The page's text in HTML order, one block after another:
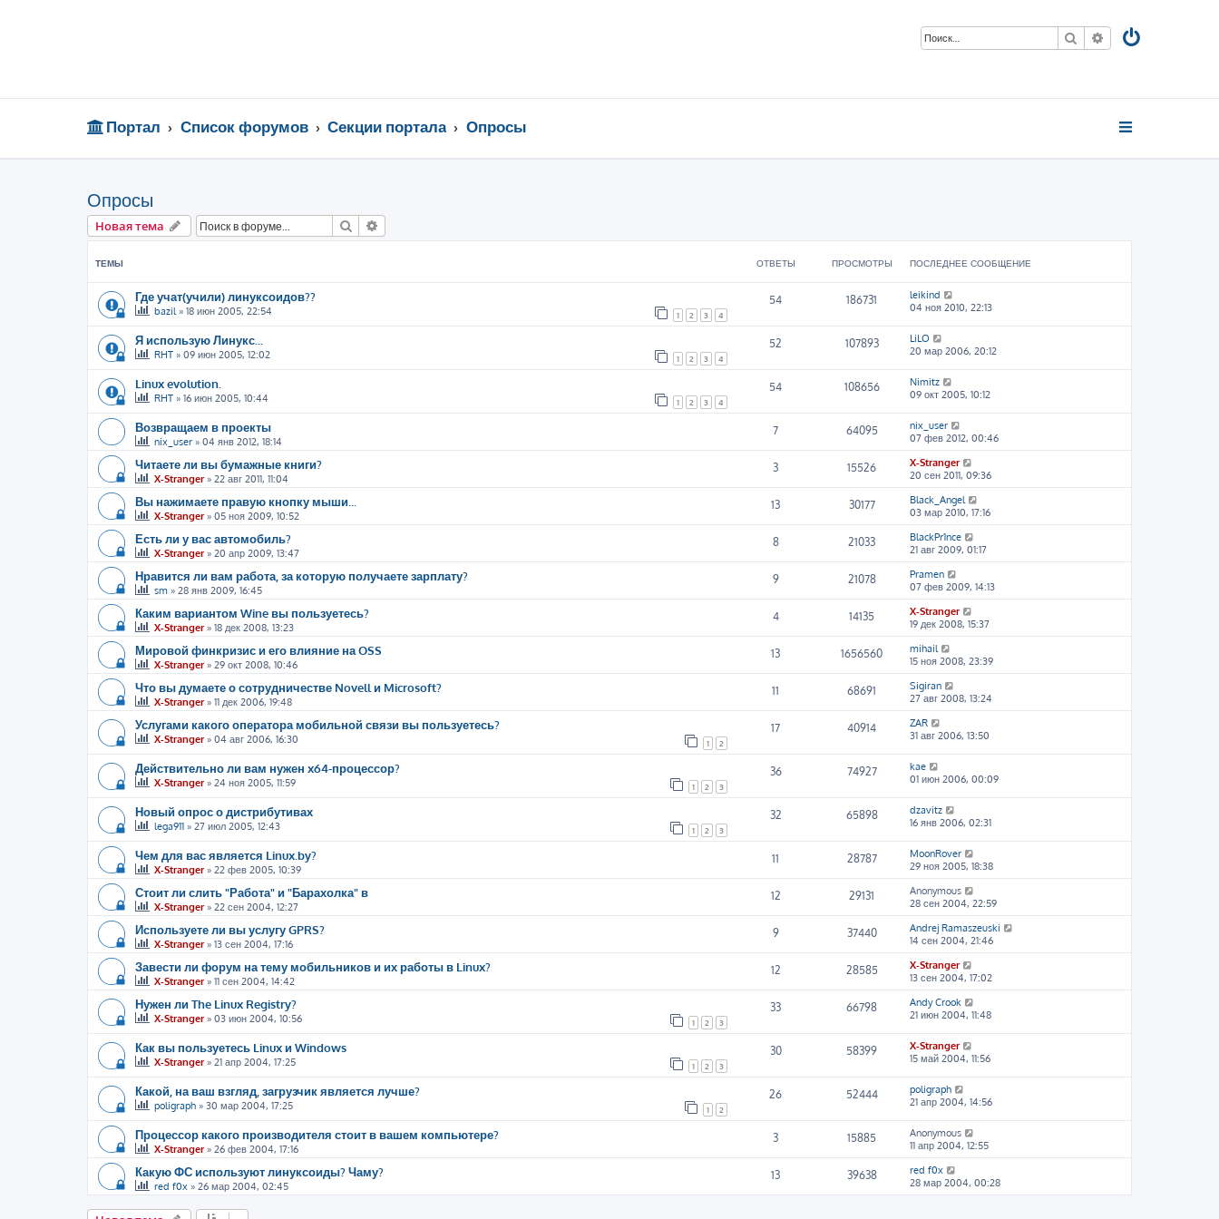
Поиск Расширенный
Портал Список форумов Секции портала Опросы
Опросы
Новая тема Поиск
ТЕМЫ ОТВЕТЫ ПРОСМОТРЫ ПОСЛЕДНЕЕ СООБЩЕНИЕ
Где учат(учили) линуксоидов??
bazil» 18 июн 2005, 22:54 1 2 3 4
54 186731
leikind
04 ноя 2010, 22:13
Я использую Линукс...
RHT » 09 июн 2005, 12:02 1 2 3 4
52 107893
LiLO
20 мар 2006, 20:12
Linux evolution.
RHT » 16 июн 2005, 10:44 1 2 3 4
54 108656
Nimitz
09 окт 2005, 10:12
Возвращаем в проекты
nix_user » 04 янв 2012, 18:14
7 64095
nix_user
07 фев 2012, 00:46
Читаете ли вы бумажные книги?
X-Stranger» 22 авг 2011, 11:04
3 15526
X-Stranger
20 сен 2011, 09:36
Вы нажимаете правую кнопку мыши...
X-Stranger» 05 ноя 2009, 10:52
13 30177
Black_Angel
03 мар 2010, 17:16
Есть ли у вас автомобиль?
X-Stranger» 20 апр 2009, 13:47
8 21033
BlackPr1nce
21 авг 2009, 01:17
Нравится ли вам работа, за которую получаете зарплату?
sm » 28 янв 2009, 16:45
9 21078
Pramen
07 фев 2009, 14:13
Каким вариантом Wine вы пользуетесь?
X-Stranger» 18 дек 2008, 13:23
4 14135
X-Stranger
19 дек 2008, 15:37
Мировой финкризис и его влияние на OSS
X-Stranger» 29 окт 2008, 10:46
13 1656560
mihail
15 ноя 2008, 23:39
Что вы думаете о сотрудничестве Novell и Microsoft?
X-Stranger» 11 дек 2006, 19:48
11 68691
Sigiran
27 авг 2008, 13:24
Услугами какого оператора мобильной связи вы пользуетесь?
X-Stranger» 04 авг 2006, 16:30 1 2
17 40914
ZAR
31 авг 2006, 13:50
Действительно ли вам нужен x64-процессор?
X-Stranger» 24 ноя 2005, 11:59 1 2 3
36 74927
kae
01 июн 2006, 00:09
Новый опрос о дистрибутивах
lega911 » 27 июл 2005, 12:43 1 2 3
32 65898
dzavitz
16 янв 2006, 02:31
Чем для вас является Linux.by?
X-Stranger» 22 фев 2005, 10:39
11 28787
MoonRover
29 ноя 2005, 18:38
Стоит ли слить "Работа" и "Барахолка" в
X-Stranger» 22 сен 2004, 12:27
12 29131
Anonymous
28 сен 2004, 22:59
Используете ли вы услугу GPRS?
X-Stranger» 13 сен 2004, 17:16
9 37440
Andrej Ramaszeuski
14 сен 2004, 21:46
Завести ли форум на тему мобильников и их работы в Linux?
X-Stranger» 11 сен 2004, 14:42
12 28585
X-Stranger
13 сен 2004, 17:02
Нужен ли The Linux Registry?
X-Stranger» 03 июн 2004, 10:56 1 2 3
33 66798
Andy Crook
21 июн 2004, 11:48
Как вы пользуетесь Linux и Windows
X-Stranger» 21 апр 2004, 17:25 1 2 3
30 58399
X-Stranger
15 май 2004, 11:56
Какой, на ваш взгляд, загрузчик является лучше?
poligraph » 30 мар 2004, 17:25 1 2
26 52444
poligraph
21 апр 2004, 14:56
Процессор какого производителя стоит в вашем компьютере?
X-Stranger» 26 фев 2004, 17:16
3 15885
Anonymous
11 апр 2004, 12:55
Какую ФС используют линуксоиды? Чаму?
red f0x » 26 мар 2004, 02:45
13 39638
red f0x
28 мар 2004, 00:28